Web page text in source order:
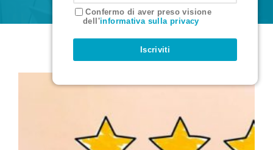
i
n
Confermo di aver preso visione
dell'informativa sulla privacy
Iscriviti